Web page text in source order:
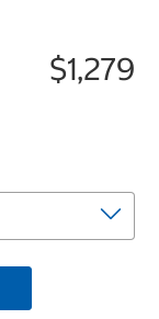
$1,279